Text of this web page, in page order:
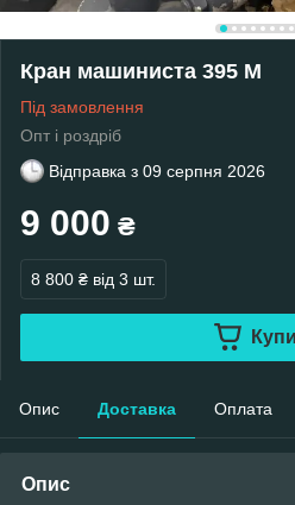
Кран машиниста 395 М
Під замовлення
Опт і роздріб
Відправка з 09 серпня 2026
9 000 ₴
8 800 ₴ від 3 шт.
Опис Доставка Оплата
Опис